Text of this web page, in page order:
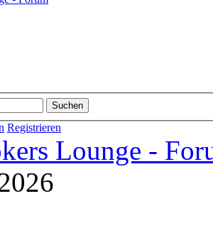
Registrieren
Lounge -